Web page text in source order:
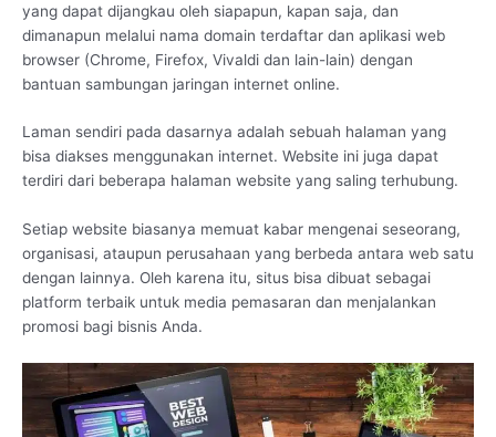
yang dapat dijangkau oleh siapapun, kapan saja, dan
dimanapun melalui nama domain terdaftar dan aplikasi web
browser (Chrome, Firefox, Vivaldi dan lain-lain) dengan
bantuan sambungan jaringan internet online.
Laman sendiri pada dasarnya adalah sebuah halaman yang
bisa diakses menggunakan internet. Website ini juga dapat
terdiri dari beberapa halaman website yang saling terhubung.
Setiap website biasanya memuat kabar mengenai seseorang,
organisasi, ataupun perusahaan yang berbeda antara web satu
dengan lainnya. Oleh karena itu, situs bisa dibuat sebagai
platform terbaik untuk media pemasaran dan menjalankan
promosi bagi bisnis Anda.